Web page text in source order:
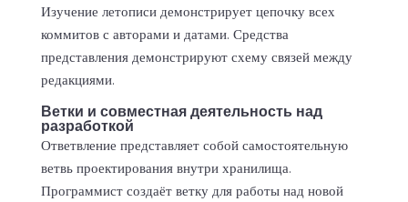
Изучение летописи демонстрирует цепочку всех
коммитов с авторами и датами. Средства
представления демонстрируют схему связей между
редакциями.
Ветки и совместная деятельность над
разработкой
Ответвление представляет собой самостоятельную
ветвь проектирования внутри хранилища.
Программист создаёт ветку для работы над новой